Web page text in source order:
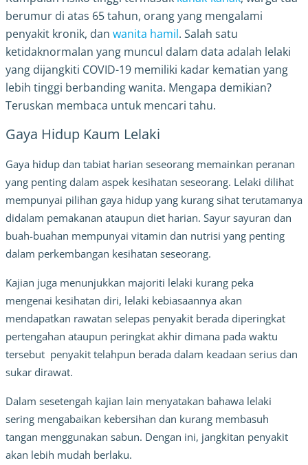
berumur di atas 65 tahun, orang yang mengalami
penyakit kronik, dan wanita hamil. Salah satu
ketidaknormalan yang muncul dalam data adalah lelaki
yang dijangkiti COVID-19 memiliki kadar kematian yang
lebih tinggi berbanding wanita. Mengapa demikian?
Teruskan membaca untuk mencari tahu.
Gaya Hidup Kaum Lelaki
Gaya hidup dan tabiat harian seseorang memainkan peranan
yang penting dalam aspek kesihatan seseorang. Lelaki dilihat
mempunyai pilihan gaya hidup yang kurang sihat terutamanya
didalam pemakanan ataupun diet harian. Sayur sayuran dan
buah-buahan mempunyai vitamin dan nutrisi yang penting
dalam perkembangan kesihatan seseorang.
Kajian juga menunjukkan majoriti lelaki kurang peka
mengenai kesihatan diri, lelaki kebiasaannya akan
mendapatkan rawatan selepas penyakit berada diperingkat
pertengahan ataupun peringkat akhir dimana pada waktu
tersebut penyakit telahpun berada dalam keadaan serius dan
sukar dirawat.
Dalam sesetengah kajian lain menyatakan bahawa lelaki
sering mengabaikan kebersihan dan kurang membasuh
tangan menggunakan sabun. Dengan ini, jangkitan penyakit
akan lebih mudah berlaku.